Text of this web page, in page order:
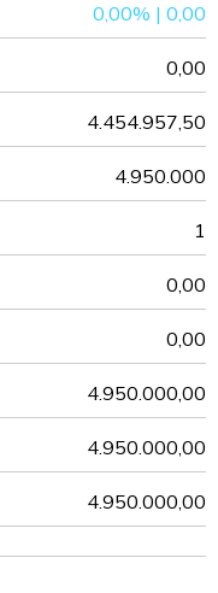
0,00% | 0,00
0,00
4.454.957,50
4.950.000
1
0,00
0,00
4.950.000,00
4.950.000,00
4.950.000,00